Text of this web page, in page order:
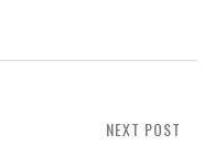
NEXT POST